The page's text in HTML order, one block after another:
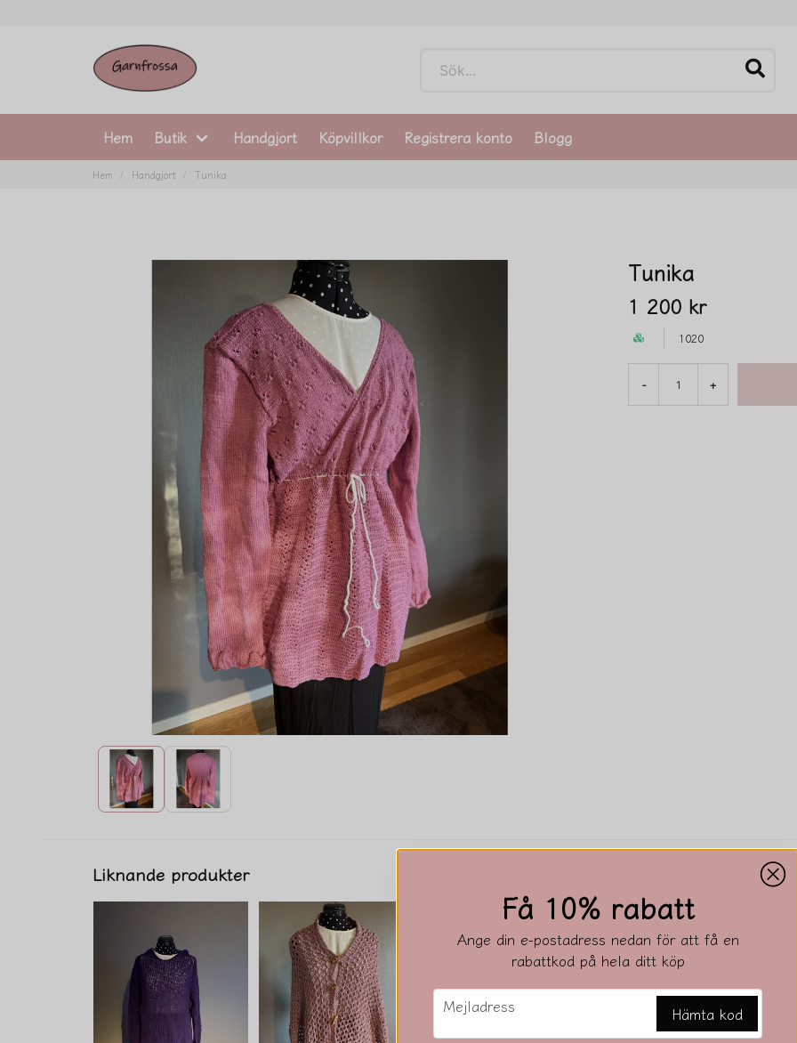
Hem Butik Handgjort Köpvillkor Registrera konto Blogg
Hem Handgjort Tunika
Tunika
1 200 kr
1020
- +
Liknande produkter
Beskrivning av Tunika
Längd ca 80 cm
Vidd ca 100 cm
Ställ en produktfråga
Få 10% rabatt
Ange din e-postadress nedan för att få en
rabattkod på hela ditt köp
email
Mejladress Hämta kod